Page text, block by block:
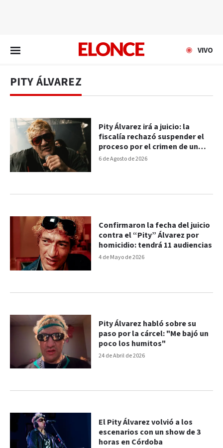
VIVO
PITY ÁLVAREZ
6 de Agosto de 2026
Pity Álvarez irá a juicio: la
fiscalía rechazó suspender el
proceso por el crimen de un
vecino
4 de Mayo de 2026
Confirmaron la fecha del juicio
contra el “Pity” Álvarez por
homicidio: tendrá 11 audiencias
24 de Abril de 2026
Pity Álvarez habló sobre su
paso por la cárcel: "Me bajó un
poco los humitos"
El Pity Álvarez volvió a los
escenarios con un show de 3
horas en Córdoba